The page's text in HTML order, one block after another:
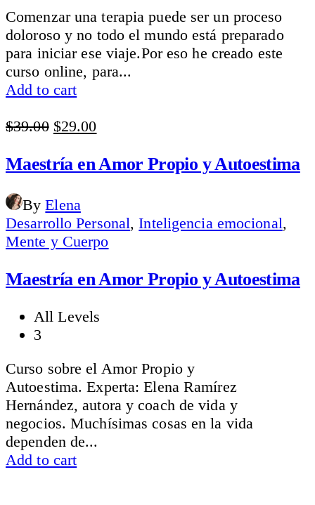
Comenzar una terapia puede ser un proceso
doloroso y no todo el mundo está preparado
para iniciar ese viaje.Por eso he creado este
curso online, para...
Add to cart
$39.00 Original
was:
$29.00Current
is:
Maestría en Amor Propio y Autoestima
By Elena
Desarrollo Personal,Inteligencia emocional,
Mente y Cuerpo
Maestría en Amor Propio y Autoestima
All Levels
3
Curso sobre el Amor Propio y
Autoestima. Experta: Elena Ramírez
Hernández, autora y coach de vida y
negocios. Muchísimas cosas en la vida
dependen de...
Add to cart